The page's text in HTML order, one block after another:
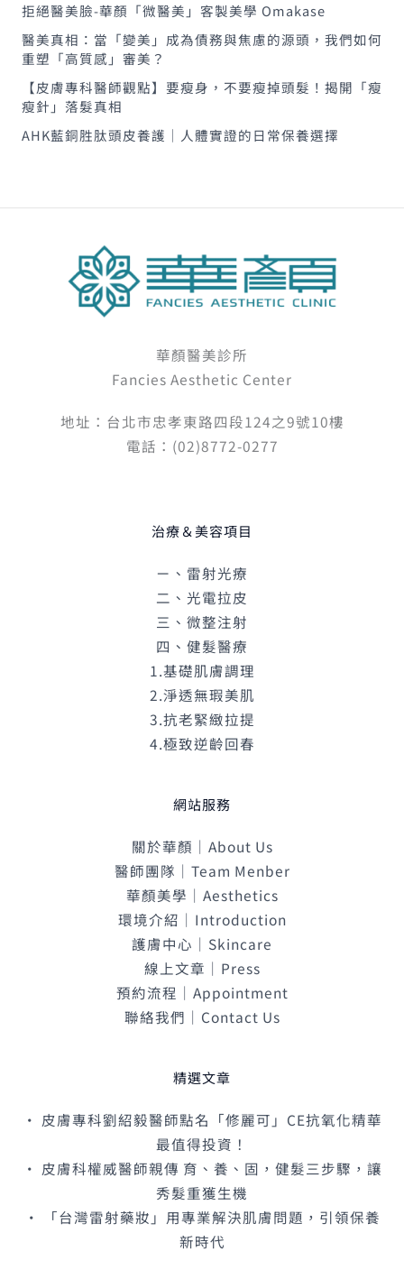
拒絕醫美臉-華顏「微醫美」客製美學 Omakase
醫美真相：當「變美」成為債務與焦慮的源頭，我們如何
重塑「高質感」審美？
【皮膚專科醫師觀點】要瘦身，不要瘦掉頭髮！揭開「瘦
瘦針」落髮真相
AHK藍銅胜肽頭皮養護｜人體實證的日常保養選擇
華顏醫美診所
Fancies Aesthetic Center
地址：台北市忠孝東路四段124之9號10樓
電話：(02)8772-0277
治療＆美容項目
ㄧ、雷射光療
二、光電拉皮
三、微整注射
四、健髮醫療
1.基礎肌膚調理
2.淨透無瑕美肌
3.抗老緊緻拉提
4.極致逆齡回春
網站服務
關於華顏｜About Us
醫師團隊｜Team Menber
華顏美學｜Aesthetics
環境介紹｜Introduction
護膚中心｜Skincare
線上文章｜Press
預約流程｜Appointment
聯絡我們｜Contact Us
精選文章
• 皮膚專科劉紹毅醫師點名「修麗可」CE抗氧化精華
最值得投資！
• 皮膚科權威醫師親傳 育、養、固，健髮三步驟，讓
秀髮重獲生機
• 「台灣雷射藥妝」用專業解決肌膚問題，引領保養
新時代